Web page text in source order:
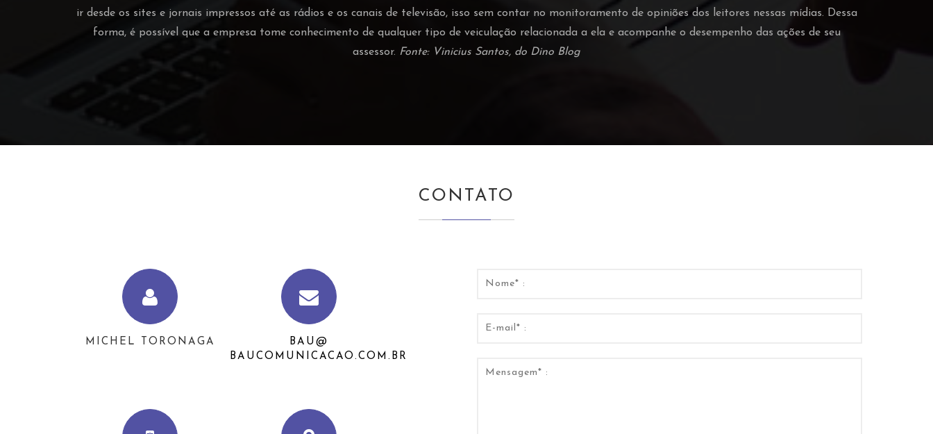
ir desde os sites e jornais impressos até as rádios e os canais de televisão, isso sem contar no monitoramento de opiniões dos leitores nessas mídias. Dessa
forma, é possível que a empresa tome conhecimento de qualquer tipo de veiculação relacionada a ela e acompanhe o desempenho das ações de seu
assessor. Fonte: Vinicius Santos, do Dino Blog
CONTATO
MICHEL TORONAGA
BAU@
BAUCOMUNICACAO.COM.BR